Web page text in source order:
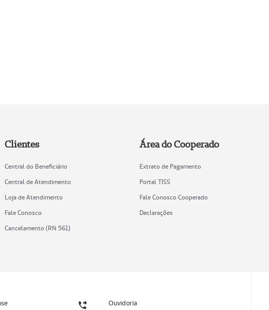
Clientes
Central do Beneficiário
Central de Atendimento
Loja de Atendimento
Fale Conosco
Cancelamento (RN 561)
Área do Cooperado
Extrato de Pagamento
Portal TISS
Fale Conosco Cooperado
Declarações
Ouvidoria